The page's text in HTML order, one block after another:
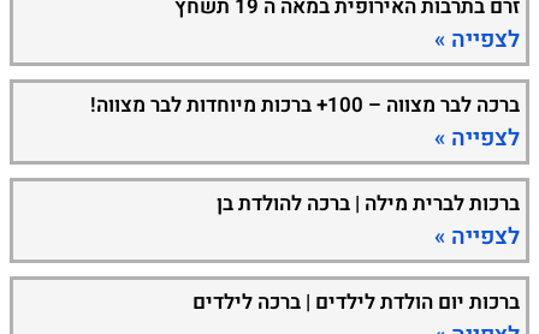
זרם בתרבות האירופית במאה ה 19 תשחץ
לצפייה »
ברכה לבר מצווה – 100+ ברכות מיוחדות לבר מצווה!
לצפייה »
ברכות לברית מילה | ברכה להולדת בן
לצפייה »
ברכות יום הולדת לילדים | ברכה לילדים